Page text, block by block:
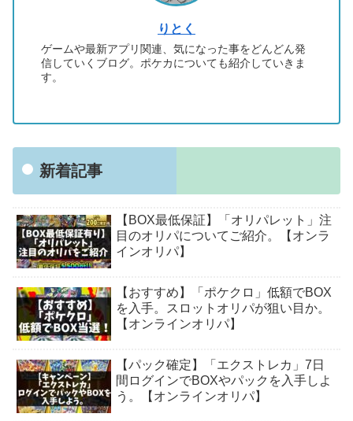
りとく
ゲームや最新アプリ関連、気になった事をどんどん発
信していくブログ。ポケカについても紹介していきま
す。
新着記事
【BOX最低保証】「オリパレット」注
目のオリパについてご紹介。【オンラ
インオリパ】
【おすすめ】「ポケクロ」低額でBOX
を入手。スロットオリパが狙い目か。
【オンラインオリパ】
【パック確定】「エクストレカ」7日
間ログインでBOXやパックを入手しよ
う。【オンラインオリパ】